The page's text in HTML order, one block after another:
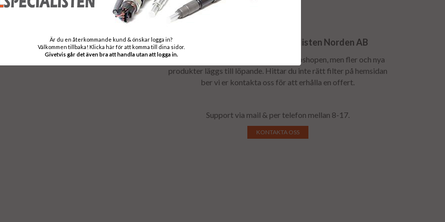
Välkommen till Dieselspecialisten Norden AB
Alla våra dieselspridare finns inte i webshopen, men fler och nya
produkter läggs till löpande. Hittar du inte rätt filter på hemsidan
ber vi er kontakta oss för att erhålla en offert.
Support via mail & per telefon mellan 8-17.
KONTAKTA OSS
Är du en återkommande kund & önskar logga in?
Välkommen tillbaka! Klicka här för att komma till dina sidor.
Givetvis går det även bra att handla utan att logga in.